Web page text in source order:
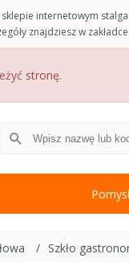
internetowym
znajdziesz w zakładce
stronę.
Szkło